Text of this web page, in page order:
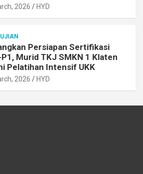
2026 HYD
UJIAN
Persiapan Sertifikasi
Murid TKJ SMKN 1 Klaten
Pelatihan Intensif UKK
2026 HYD